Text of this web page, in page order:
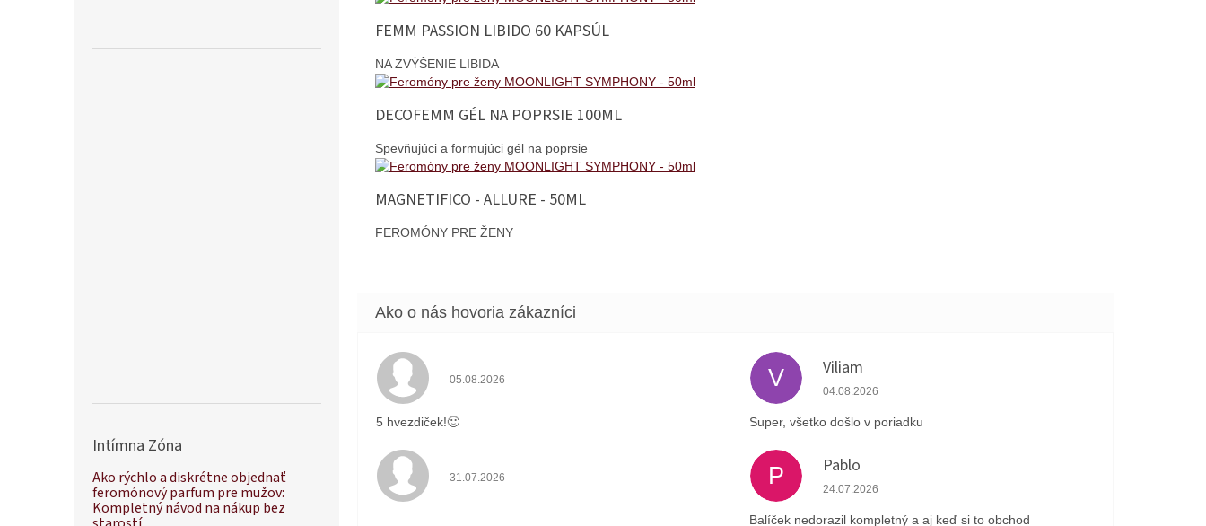
Intímna Zóna
Ako rýchlo a diskrétne objednať
feromónový parfum pre mužov:
Kompletný návod na nákup bez
FEMM PASSION LIBIDO 60 KAPSÚL
NA ZVÝŠENIE LIBIDA
DECOFEMM GÉL NA POPRSIE 100ML
Spevňujúci a formujúci gél na poprsie
MAGNETIFICO - ALLURE - 50ML
FEROMÓNY PRE ŽENY
Hodnotenie obchodu je 5 z 5 hviezdičiek.
05.08.2026
5 hvezdiček!🙂
V Viliam
Hodnotenie obchodu je 5 z 5 hviezdičiek.
04.08.2026
Super, všetko došlo v poriadku
Hodnotenie obchodu je 4 z 5 hviezdičiek.
31.07.2026 P Pablo
Hodnotenie obchodu je 1 z 5 hviezdičiek.
24.07.2026
Balíček nedorazil kompletný a aj keď si to obchod